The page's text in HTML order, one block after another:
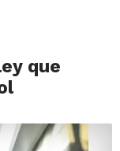
que